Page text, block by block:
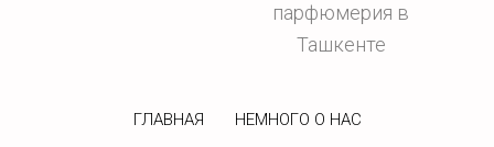
парфюмерия в
Ташкенте
ГЛАВНАЯ НЕМНОГО О НАС